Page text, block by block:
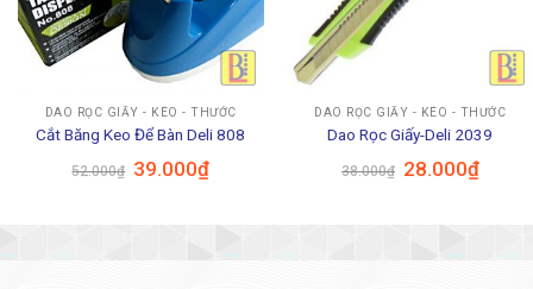
DAO RỌC GIẤY - KÉO - THƯỚC
Cắt Băng Keo Để Bàn Deli 808
52.000₫ Giá
gốc
39.000₫Giá
39.000₫.
DAO RỌC GIẤY - KÉO - THƯỚC
Dao Rọc Giấy-Deli 2039
38.000₫ Giá
gốc
28.000₫Giá
hiện